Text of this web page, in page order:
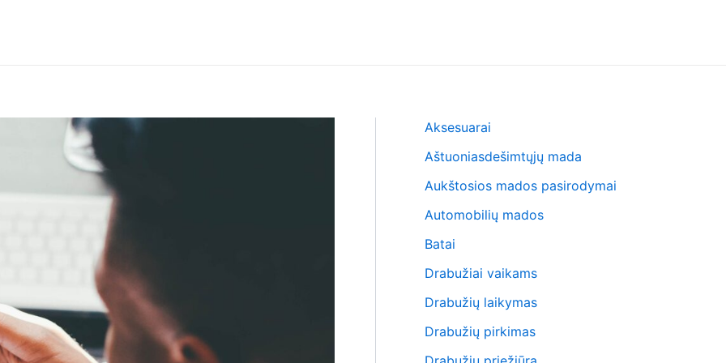
Aksesuarai
Aštuoniasdešimtųjų mada
Aukštosios mados pasirodymai
Automobilių mados
Batai
Drabužiai vaikams
Drabužių laikymas
Drabužių pirkimas